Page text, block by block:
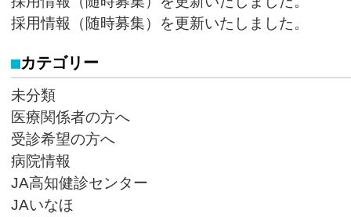
採用情報（随時募集）を更新いたしました。
カテゴリー
未分類
医療関係者の方へ
受診希望の方へ
病院情報
JA高知健診センター
JAいなほ